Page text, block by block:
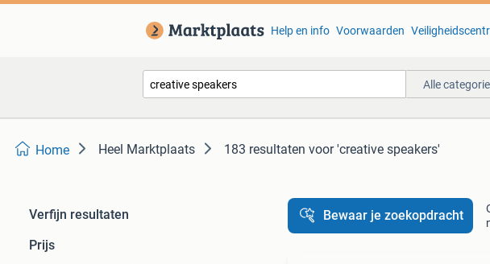
Help en info Voorwaarden
Alle
Home Heel Marktplaats 183 resultaten voor 'creative speakers'
Verfijn resultaten
Prijs
Bewaar je zoekopdracht